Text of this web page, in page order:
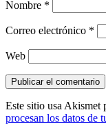
Nombre *
Correo electrónico *
Web
Este sitio usa Akismet
procesan los datos de